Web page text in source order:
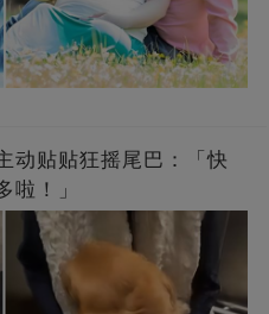
动贴贴狂摇尾巴：「快
啦！」